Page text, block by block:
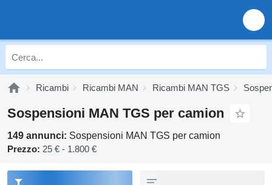
Ricambi Ricambi MAN Ricambi MAN TGS
Sospensioni MAN TGS per camion
149 annunci: Sospensioni MAN TGS per camion
Prezzo: 25 € - 1.800 €